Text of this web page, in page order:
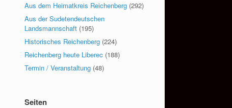
Aus dem Heimatkreis Reichenberg (292)
Aus der Sudetendeutschen
Landsmannschaft (195)
Historisches Reichenberg (224)
Reichenberg heute Liberec (188)
Termin / Veranstaltung (48)
Seiten